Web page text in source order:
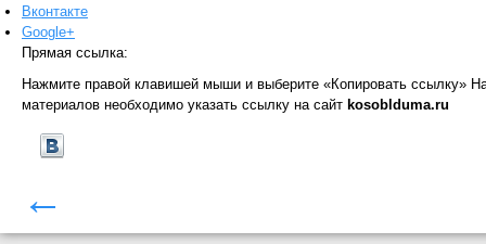
Вконтакте
Google+
Прямая ссылка:
Нажмите правой клавишей мыши и выберите «Копировать ссылку»
материалов необходимо указать ссылку на сайт kosoblduma.ru
←